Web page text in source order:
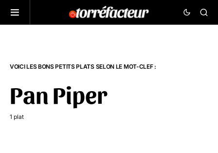
VOICI LES BONS PETITS PLATS SELON LE MOT-CLEF :
Pan Piper
1 plat